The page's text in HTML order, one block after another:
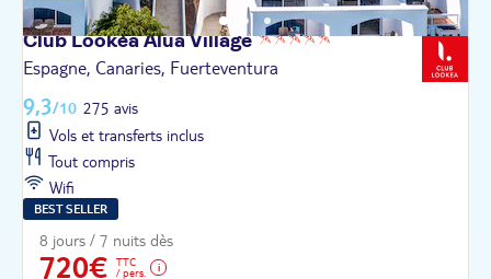
Club Lookéa AluaVillage
Espagne, Canaries, Fuerteventura
9,3/10 275 avis
Vols et transferts inclus
Tout compris
Wifi
BEST SELLER
8 jours / 7 nuits dès
720€
TTC
/ pers.